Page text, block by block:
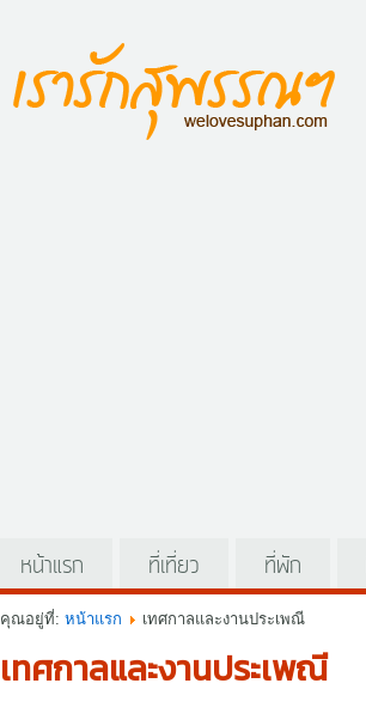
หน้าแรก ที่เที่ยว ที่พัก
คุณอยู่ที่: หน้าแรก เทศกาลและงานประเพณี
เทศกาลและงานประเพณี